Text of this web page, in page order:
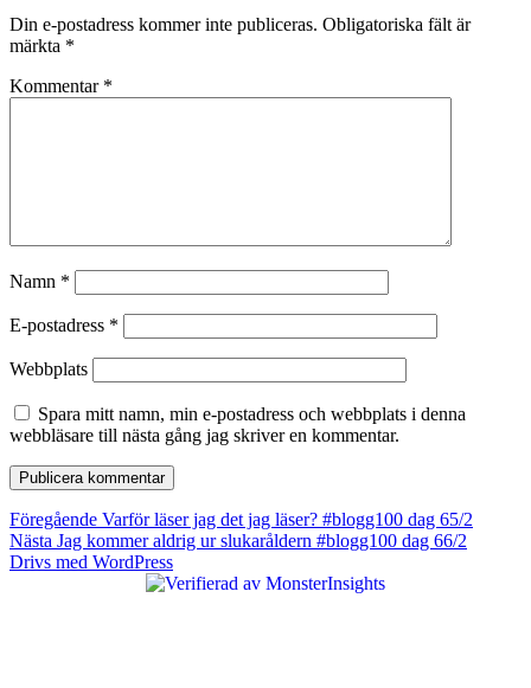
Din e-postadress kommer inte publiceras. Obligatoriska fält är
märkta *
Kommentar *
Namn *
E-postadress *
Webbplats
Spara mitt namn, min e-postadress och webbplats i denna
webbläsare till nästa gång jag skriver en kommentar.
Inläggsnavigering
Föregående Föregående
inlägg:
Varför läser jag det jag läser? #blogg100 dag 65/2
Nästa Nästa
inlägg:
Jag kommer aldrig ur slukaråldern #blogg100 dag 66/2
Drivs med WordPress